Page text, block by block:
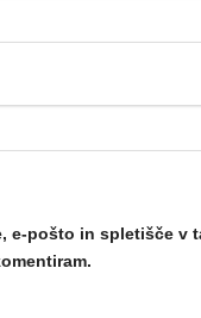
e-pošto in spletišče v